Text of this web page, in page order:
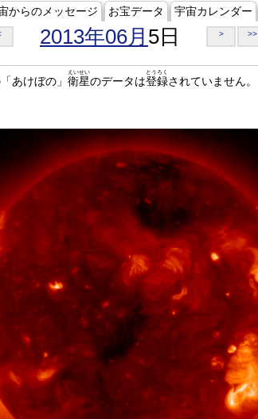
からのメッセージ お宝データ 宇宙カレンダー
2013年06月 5日 > >>
あけぼの」 衛星
えいせい
のデータは登録
とうろく
されていません。